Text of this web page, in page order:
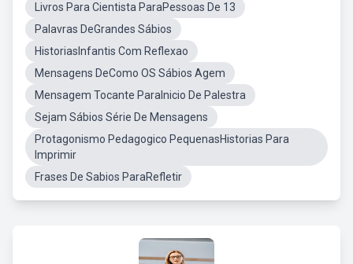
Livros Para Cientista ParaPessoas De 13
Palavras DeGrandes Sábios
HistoriasInfantis Com Reflexao
Mensagens DeComo OS Sábios Agem
Mensagem Tocante ParaInicio De Palestra
Sejam Sábios Série De Mensagens
Protagonismo Pedagogico PequenasHistorias Para
Imprimir
Frases De Sabios ParaRefletir